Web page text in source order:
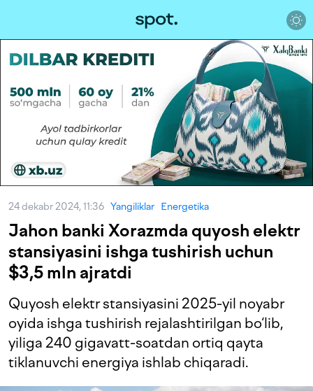
24 dekabr 2024, 11:36 Yangiliklar Energetika
Jahon banki Xorazmda quyosh elektr
stansiyasini ishga tushirish uchun
$3,5 mln ajratdi
Quyosh elektr stansiyasini 2025-yil noyabr
oyida ishga tushirish rejalashtirilgan bo‘lib,
yiliga 240 gigavatt-soatdan ortiq qayta
tiklanuvchi energiya ishlab chiqaradi.